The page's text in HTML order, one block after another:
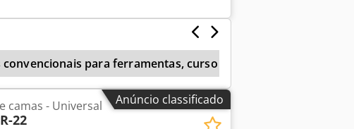
Potência do spindle: 22 kW Avanços
kg Dimensões da máquina: 6.605 x 3.315
- Extrator de cavacos Cedjyxr
para ferramentas, curso X de 0-399 mm
Anúncio classificado
camas - Universal
22